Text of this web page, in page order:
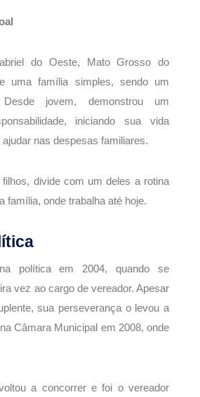
do Oeste, Mato Grosso do
uma família simples, sendo um
jovem, demonstrou um
iniciando sua vida
nas despesas familiares.
divide com um deles a rotina
família, onde trabalha até hoje.
política em 2004, quando se
vez ao cargo de vereador. Apesar
sua perseverança o levou a
Câmara Municipal em 2008, onde
a concorrer e foi o vereador